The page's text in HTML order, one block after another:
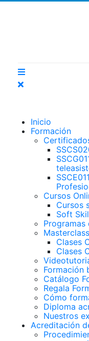
Inicio
Formación
Cursos
Cursos
Soft
Masterclass
Clases
Clases
Formación
Catálogo
Regala
Cómo
Diploma
Nuestros
Acreditación